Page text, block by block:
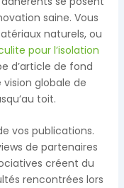
saine. Vous
naturels, ou
pour l’isolation
d’article de fond
globale de
toit.
vos publications.
de partenaires
créent du
rencontrées lors